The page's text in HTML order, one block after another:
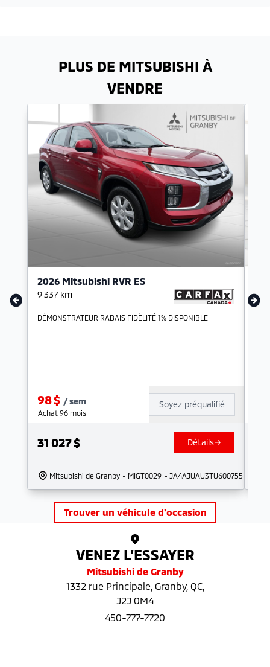
PLUS DE MITSUBISHI À
VENDRE
2026 Mitsubishi RVR ES
9 337 km
DÉMONSTRATEUR RABAIS FIDÈLITÉ 1% DISPONIBLE
98$ /sem
Achat 96 mois
Soyez préqualifié
31 027$ Détails
Mitsubishi de Granby - MIGT0029 - JA4AJUAU3TU600755
29
Trouver un véhicule d'occasion
VENEZ L'ESSAYER
Mitsubishi de Granby
1332 rue Principale, Granby, QC,
J2J 0M4
450-777-7720